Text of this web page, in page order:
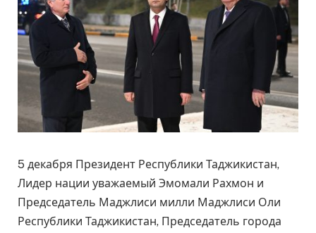
5 декабря Президент Республики Таджикистан,
Лидер нации уважаемый Эмомали Рахмон и
Председатель Маджлиси милли Маджлиси Оли
Республики Таджикистан, Председатель города